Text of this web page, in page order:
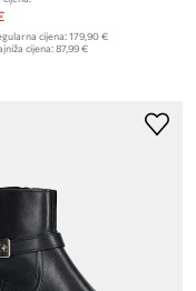
cijena:179,90 €
cijena:87,99 €